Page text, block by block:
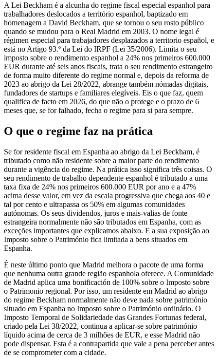
A Lei Beckham é a alcunha do regime fiscal especial espanhol para
trabalhadores deslocados a território espanhol, baptizado em
homenagem a David Beckham, que se tornou o seu rosto público
quando se mudou para o Real Madrid em 2003. O nome legal é
régimen especial para trabajadores desplazados a territorio español, e
está no Artigo 93.º da Lei do IRPF (Lei 35/2006). Limita o seu
imposto sobre o rendimento espanhol a 24% nos primeiros 600.000
EUR durante até seis anos fiscais, trata o seu rendimento estrangeiro
de forma muito diferente do regime normal e, depois da reforma de
2023 ao abrigo da Lei 28/2022, abrange também nómadas digitais,
fundadores de startups e familiares elegíveis. Eis o que faz, quem
qualifica de facto em 2026, do que não o protege e o prazo de 6
meses que, se for falhado, fecha o regime para si para sempre.
O que o regime faz na prática
Se for residente fiscal em Espanha ao abrigo da Lei Beckham, é
tributado como não residente sobre a maior parte do rendimento
durante a vigência do regime. Na prática isso significa três coisas. O
seu rendimento de trabalho dependente espanhol é tributado a uma
taxa fixa de 24% nos primeiros 600.000 EUR por ano e a 47%
acima desse valor, em vez da escala progressiva que chega aos 40 e
tal por cento e ultrapassa os 50% em algumas comunidades
autónomas. Os seus dividendos, juros e mais-valias de fonte
estrangeira normalmente não são tributados em Espanha, com as
exceções importantes que explicamos abaixo. E a sua exposição ao
Imposto sobre o Património fica limitada a bens situados em
Espanha.
É neste último ponto que Madrid melhora o pacote de uma forma
que nenhuma outra grande região espanhola oferece. A Comunidade
de Madrid aplica uma bonificación de 100% sobre o Imposto sobre
o Patrimonio regional. Por isso, um residente em Madrid ao abrigo
do regime Beckham normalmente não deve nada sobre património
situado em Espanha no Imposto sobre o Património ordinário. O
Imposto Temporal de Solidariedade das Grandes Fortunas federal,
criado pela Lei 38/2022, continua a aplicar-se sobre património
líquido acima de cerca de 3 milhões de EUR, e esse Madrid não
pode dispensar. Esta é a contrapartida que vale a pena perceber antes
de se comprometer com a cidade.